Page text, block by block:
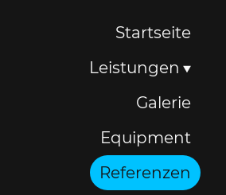
Startseite
Leistungen
Galerie
Equipment
Referenzen